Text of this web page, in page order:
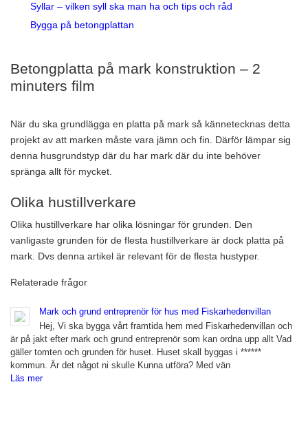
Syllar – vilken syll ska man ha och tips och råd
Bygga på betongplattan
Betongplatta på mark konstruktion – 2
minuters film
När du ska grundlägga en platta på mark så kännetecknas detta
projekt av att marken måste vara jämn och fin. Därför lämpar sig
denna husgrundstyp där du har mark där du inte behöver
spränga allt för mycket.
Olika hustillverkare
Olika hustillverkare har olika lösningar för grunden. Den
vanligaste grunden för de flesta hustillverkare är dock platta på
mark. Dvs denna artikel är relevant för de flesta hustyper.
Relaterade frågor
Mark och grund entreprenör för hus med Fiskarhedenvillan
Hej, Vi ska bygga vårt framtida hem med Fiskarhedenvillan och
är på jakt efter mark och grund entreprenör som kan ordna upp allt Vad
gäller tomten och grunden för huset. Huset skall byggas i ******
kommun. Är det något ni skulle Kunna utföra? Med vän
Läs mer